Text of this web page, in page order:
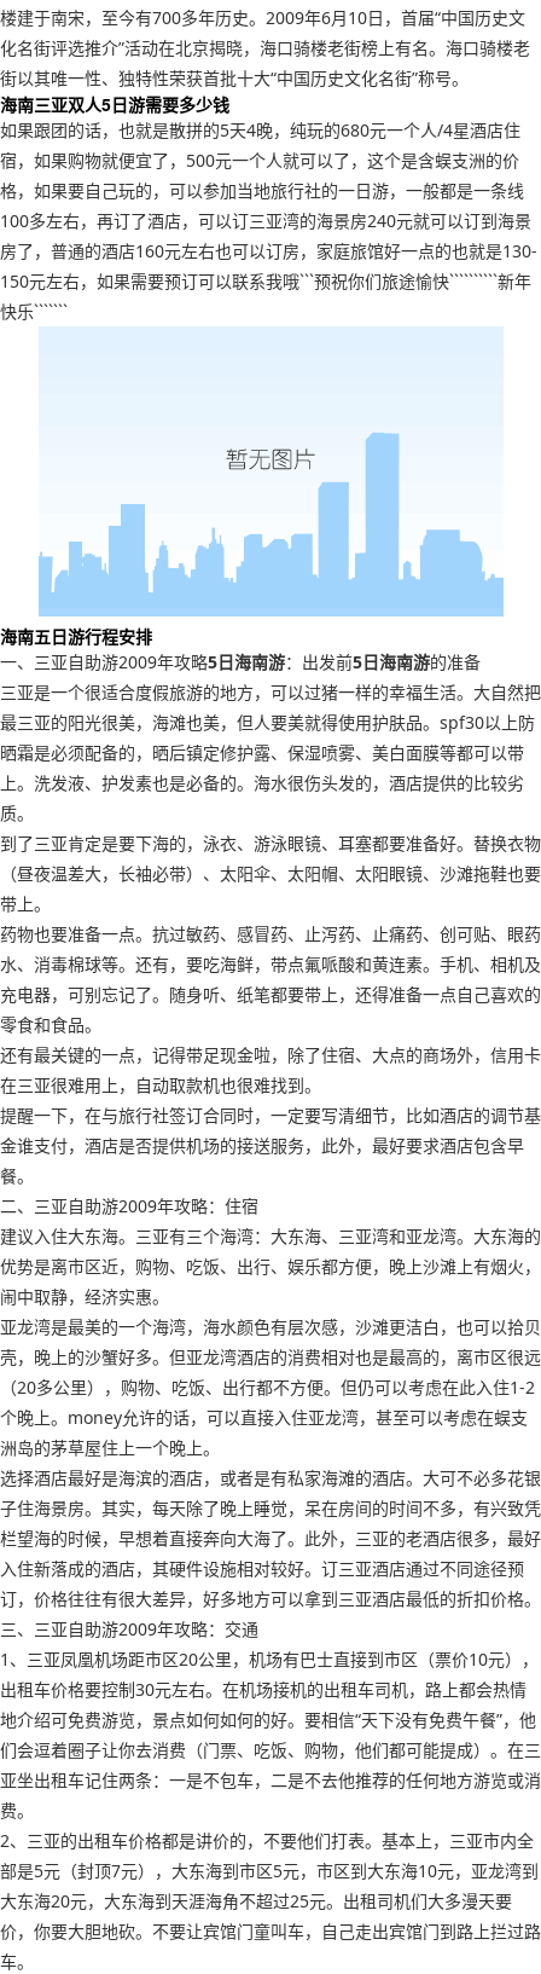
楼建于南宋，至今有700多年历史。2009年6月10日，首届“中国历史文
化名街评选推介”活动在北京揭晓，海口骑楼老街榜上有名。海口骑楼老
街以其唯一性、独特性荣获首批十大“中国历史文化名街”称号。
海南三亚双人5日游需要多少钱
如果跟团的话，也就是散拼的5天4晚，纯玩的680元一个人/4星酒店住
宿，如果购物就便宜了，500元一个人就可以了，这个是含蜈支洲的价
格，如果要自己玩的，可以参加当地旅行社的一日游，一般都是一条线
100多左右，再订了酒店，可以订三亚湾的海景房240元就可以订到海景
房了，普通的酒店160元左右也可以订房，家庭旅馆好一点的也就是130-
150元左右，如果需要预订可以联系我哦```预祝你们旅途愉快``````````新年
快乐```````
海南五日游行程安排
一、三亚自助游2009年攻略5日海南游：出发前5日海南游的准备
三亚是一个很适合度假旅游的地方，可以过猪一样的幸福生活。大自然把
最三亚的阳光很美，海滩也美，但人要美就得使用护肤品。spf30以上防
晒霜是必须配备的，晒后镇定修护露、保湿喷雾、美白面膜等都可以带
上。洗发液、护发素也是必备的。海水很伤头发的，酒店提供的比较劣
质。
到了三亚肯定是要下海的，泳衣、游泳眼镜、耳塞都要准备好。替换衣物
（昼夜温差大，长袖必带）、太阳伞、太阳帽、太阳眼镜、沙滩拖鞋也要
带上。
药物也要准备一点。抗过敏药、感冒药、止泻药、止痛药、创可贴、眼药
水、消毒棉球等。还有，要吃海鲜，带点氟哌酸和黄连素。手机、相机及
充电器，可别忘记了。随身听、纸笔都要带上，还得准备一点自己喜欢的
零食和食品。
还有最关键的一点，记得带足现金啦，除了住宿、大点的商场外，信用卡
在三亚很难用上，自动取款机也很难找到。
提醒一下，在与旅行社签订合同时，一定要写清细节，比如酒店的调节基
金谁支付，酒店是否提供机场的接送服务，此外，最好要求酒店包含早
餐。
二、三亚自助游2009年攻略：住宿
建议入住大东海。三亚有三个海湾：大东海、三亚湾和亚龙湾。大东海的
优势是离市区近，购物、吃饭、出行、娱乐都方便，晚上沙滩上有烟火，
闹中取静，经济实惠。
亚龙湾是最美的一个海湾，海水颜色有层次感，沙滩更洁白，也可以拾贝
壳，晚上的沙蟹好多。但亚龙湾酒店的消费相对也是最高的，离市区很远
（20多公里），购物、吃饭、出行都不方便。但仍可以考虑在此入住1-2
个晚上。money允许的话，可以直接入住亚龙湾，甚至可以考虑在蜈支
洲岛的茅草屋住上一个晚上。
选择酒店最好是海滨的酒店，或者是有私家海滩的酒店。大可不必多花银
子住海景房。其实，每天除了晚上睡觉，呆在房间的时间不多，有兴致凭
栏望海的时候，早想着直接奔向大海了。此外，三亚的老酒店很多，最好
入住新落成的酒店，其硬件设施相对较好。订三亚酒店通过不同途径预
订，价格往往有很大差异，好多地方可以拿到三亚酒店最低的折扣价格。
三、三亚自助游2009年攻略：交通
1、三亚凤凰机场距市区20公里，机场有巴士直接到市区（票价10元），
出租车价格要控制30元左右。在机场接机的出租车司机，路上都会热情
地介绍可免费游览，景点如何如何的好。要相信“天下没有免费午餐”，他
们会逗着圈子让你去消费（门票、吃饭、购物，他们都可能提成）。在三
亚坐出租车记住两条：一是不包车，二是不去他推荐的任何地方游览或消
费。
2、三亚的出租车价格都是讲价的，不要他们打表。基本上，三亚市内全
部是5元（封顶7元），大东海到市区5元，市区到大东海10元，亚龙湾到
大东海20元，大东海到天涯海角不超过25元。出租司机们大多漫天要
价，你要大胆地砍。不要让宾馆门童叫车，自己走出宾馆门到路上拦过路
车。